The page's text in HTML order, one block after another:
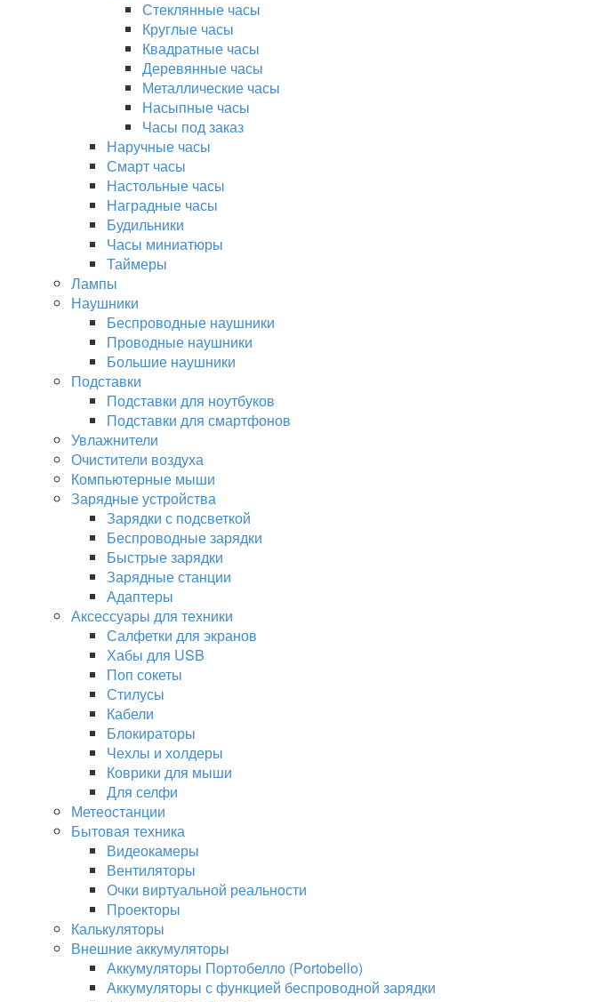
Стеклянные часы
Круглые часы
Квадратные часы
Деревянные часы
Металлические часы
Насыпные часы
Часы под заказ
Наручные часы
Смарт часы
Настольные часы
Наградные часы
Будильники
Часы миниатюры
Таймеры
Лампы
Наушники
Беспроводные наушники
Проводные наушники
Большие наушники
Подставки
Подставки для ноутбуков
Подставки для смартфонов
Увлажнители
Очистители воздуха
Компьютерные мыши
Зарядные устройства
Зарядки с подсветкой
Беспроводные зарядки
Быстрые зарядки
Зарядные станции
Адаптеры
Аксессуары для техники
Салфетки для экранов
Хабы для USB
Поп сокеты
Стилусы
Кабели
Блокираторы
Чехлы и холдеры
Коврики для мыши
Для селфи
Метеостанции
Бытовая техника
Видеокамеры
Вентиляторы
Очки виртуальной реальности
Проекторы
Калькуляторы
Внешние аккумуляторы
Аккумуляторы Портобелло (Portobello)
Аккумуляторы с функцией беспроводной зарядки